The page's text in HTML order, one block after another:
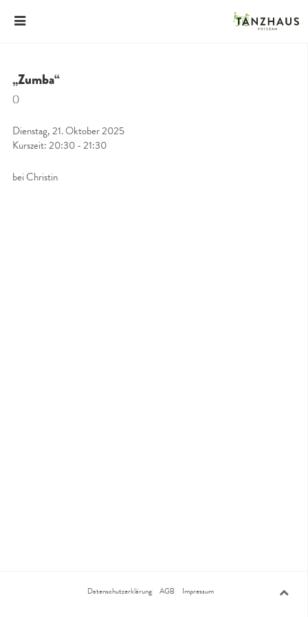
„Zumba“
()
Dienstag, 21. Oktober 2025
Kurszeit: 20:30 - 21:30
bei Christin
Datenschutzerklärung AGB Impressum